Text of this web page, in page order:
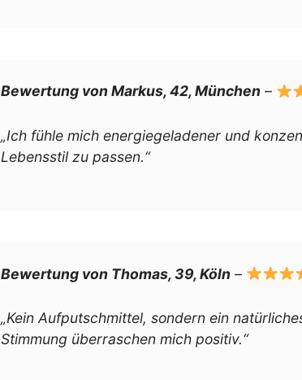
Bewertung von Markus, 42, München –
„Ich fühle mich energiegeladener und
Lebensstil zu passen.“
Bewertung von Thomas, 39, Köln –
„Kein Aufputschmittel, sondern ein
Stimmung überraschen mich positiv.“